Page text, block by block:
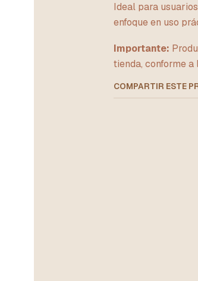
Ideal para
enfoque en uso
Importante:
tienda, conforme a
COMPARTIR ESTE